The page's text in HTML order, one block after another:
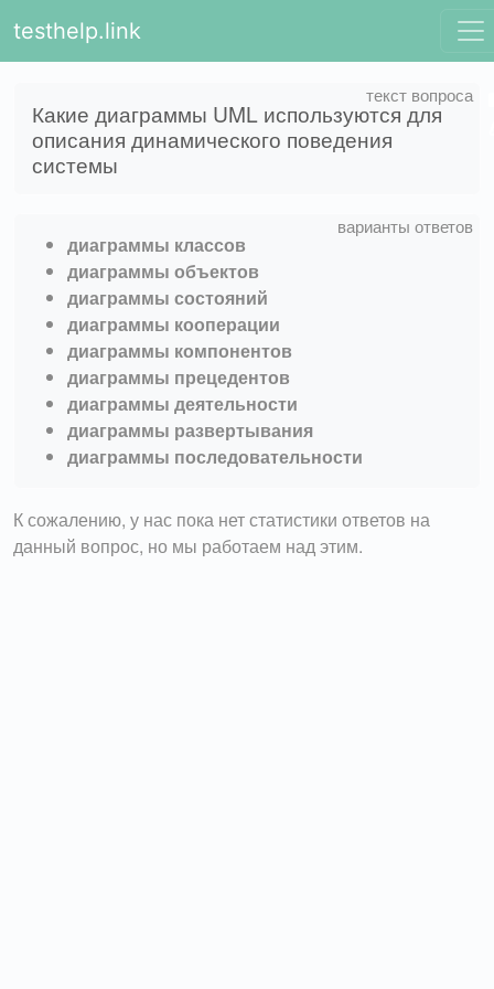
testhelp.link
Какие диаграммы UML используются для
описания динамического поведения
системы
диаграммы классов
диаграммы объектов
диаграммы состояний
диаграммы кооперации
диаграммы компонентов
диаграммы прецедентов
диаграммы деятельности
диаграммы развертывания
диаграммы последовательности
К сожалению, у нас пока нет статистики ответов на
данный вопрос, но мы работаем над этим.